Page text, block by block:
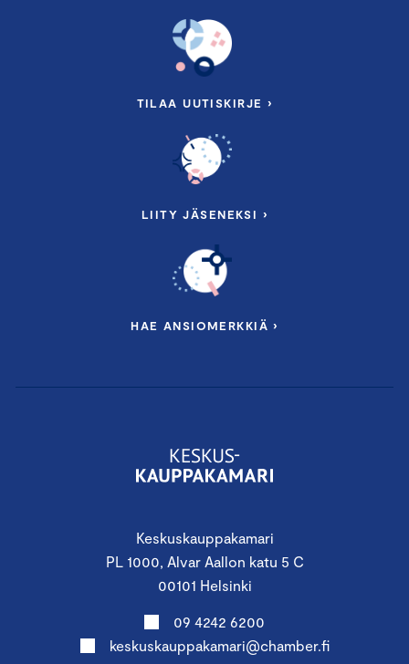
Keskuskauppakamari
PL 1000, Alvar Aallon katu 5 C
00101 Helsinki
09 4242 6200
keskuskauppakamari@chamber.fi
TILAA UUTISKIRJE ›
LIITY JÄSENEKSI ›
HAE ANSIOMERKKIÄ ›